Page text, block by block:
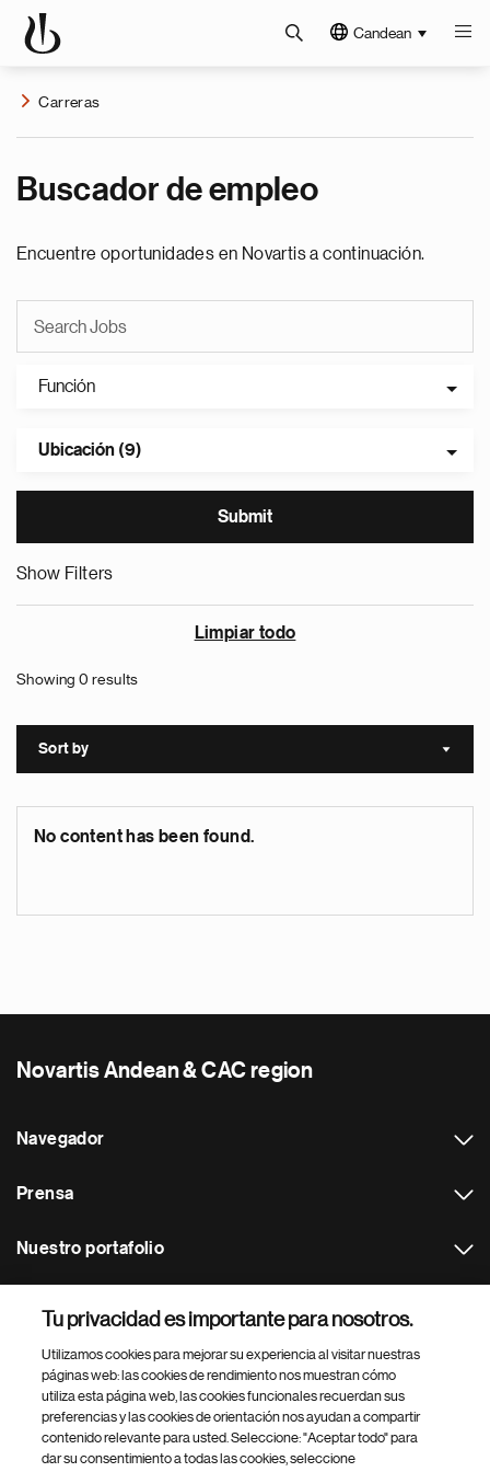
Candean
Carreras
Buscador de empleo
Encuentre oportunidades en Novartis a continuación.
Función
Ubicación (9)
Show Filters
Limpiar todo
Showing 0 results
Sort by Sort
No content has been found.
Novartis Andean & CAC region
Navegador
Prensa
Nuestro portafolio
Footer Site Search
Tu privacidad es importante para nosotros.
Utilizamos cookies para mejorar su experiencia al visitar nuestras
páginas web: las cookies de rendimiento nos muestran cómo
utiliza esta página web, las cookies funcionales recuerdan sus
preferencias y las cookies de orientación nos ayudan a compartir
contenido relevante para usted. Seleccione: "Aceptar todo" para
dar su consentimiento a todas las cookies, seleccione